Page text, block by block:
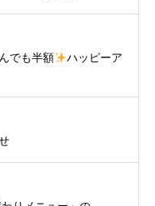
でも半額
ハッピーア